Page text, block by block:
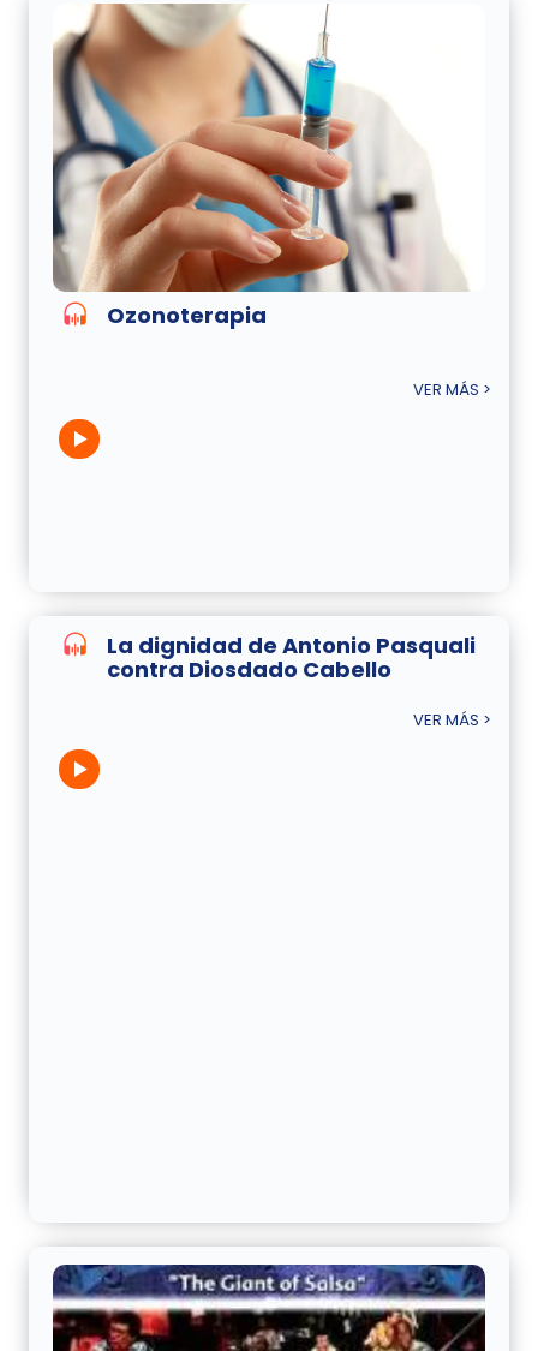
Ozonoterapia
VER MÁS >
La dignidad de Antonio Pasquali
contra Diosdado Cabello
VER MÁS >